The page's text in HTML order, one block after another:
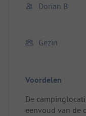
Dorian B
Gezin
Voordelen
De
eenvoud van de